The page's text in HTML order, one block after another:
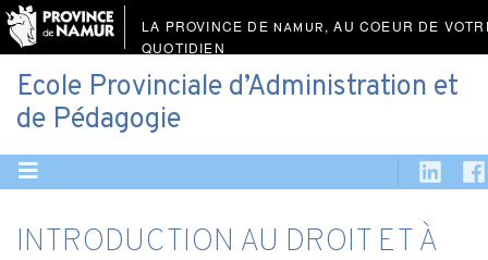
LA PROVINCE DE NAMUR, AU COEUR DE
QUOTIDIEN
Ecole Provinciale d’Administration et
de Pédagogie
INTRODUCTION AU DROIT ET À